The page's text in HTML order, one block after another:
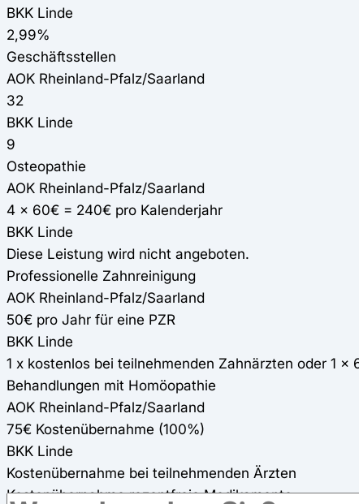
BKK Linde
2,99%
Geschäftsstellen
AOK Rheinland-Pfalz/Saarland
32
BKK Linde
9
Osteopathie
AOK Rheinland-Pfalz/Saarland
4 x 60€ = 240€ pro Kalenderjahr
BKK Linde
Diese Leistung wird nicht angeboten.
Professionelle Zahnreinigung
AOK Rheinland-Pfalz/Saarland
50€ pro Jahr für eine PZR
BKK Linde
1 x kostenlos bei teilnehmenden Zahnärzten oder 1 x
Behandlungen mit Homöopathie
AOK Rheinland-Pfalz/Saarland
75€ Kostenübernahme (100%)
BKK Linde
Kostenübernahme bei teilnehmenden Ärzten
Kostenübernahme rezeptfreie Medikamente